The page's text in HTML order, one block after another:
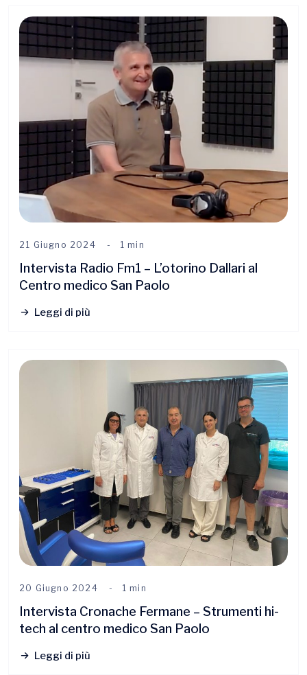
21 Giugno 2024 1 min
Intervista Radio Fm1 – L’otorino Dallari al
Centro medico San Paolo
Leggi di più
20 Giugno 2024 1 min
Intervista Cronache Fermane – Strumenti hi-
tech al centro medico San Paolo
Leggi di più